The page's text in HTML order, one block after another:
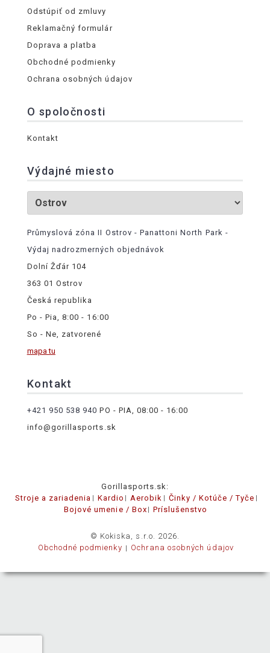
Odstúpiť od zmluvy
Reklamačný formulár
Doprava a platba
Obchodné podmienky
Ochrana osobných údajov
O spoločnosti
Kontakt
Výdajné miesto
Průmyslová zóna II Ostrov - Panattoni North Park -
Výdaj nadrozmerných objednávok
Dolní Žďár 104
363 01 Ostrov
Česká republika
Po - Pia, 8:00 - 16:00
So - Ne, zatvorené
mapa tu
Kontakt
+421 950 538 940 PO - PIA, 08:00 - 16:00
info@gorillasports.sk
Gorillasports.sk:
Stroje a zariadenia
Kardio Aerobik
Činky / Kotúče / Tyče
Bojové umenie / Box
Príslušenstvo
© Kokiska, s.r.o. 2026.
Obchodné podmienky
Ochrana osobných údajov